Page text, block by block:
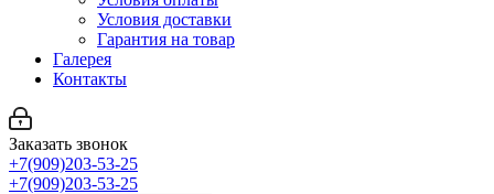
Условия доставки
Гарантия на товар
Галерея
Контакты
Заказать звонок
+7(909)203-53-25
+7(909)203-53-25